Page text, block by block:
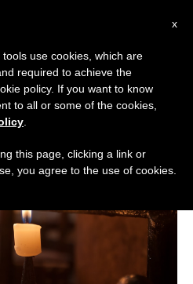
x
use cookies, which are
required to achieve the
policy. If you want to know
to all or some of the cookies,
this page, clicking a link or
you agree to the use of cookies.